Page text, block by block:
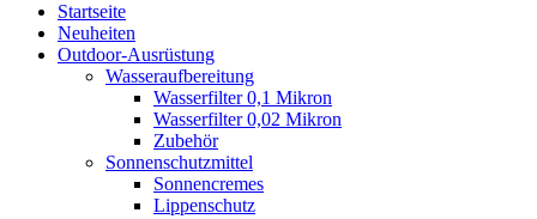
Startseite
Neuheiten
Outdoor-Ausrüstung
Wasseraufbereitung
Wasserfilter 0,1 Mikron
Wasserfilter 0,02 Mikron
Zubehör
Sonnenschutzmittel
Sonnencremes
Lippenschutz